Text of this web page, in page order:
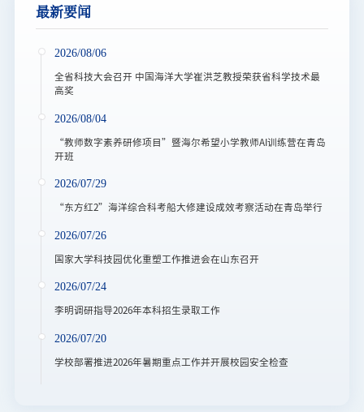
最新要闻
2026/08/06
全省科技大会召开 中国海洋大学崔洪芝教授荣获省科学技术最
高奖
2026/08/04
“教师数字素养研修项目”暨海尔希望小学教师AI训练营在青岛
开班
2026/07/29
“东方红2”海洋综合科考船大修建设成效考察活动在青岛举行
2026/07/26
国家大学科技园优化重塑工作推进会在山东召开
2026/07/24
李明调研指导2026年本科招生录取工作
2026/07/20
学校部署推进2026年暑期重点工作并开展校园安全检查